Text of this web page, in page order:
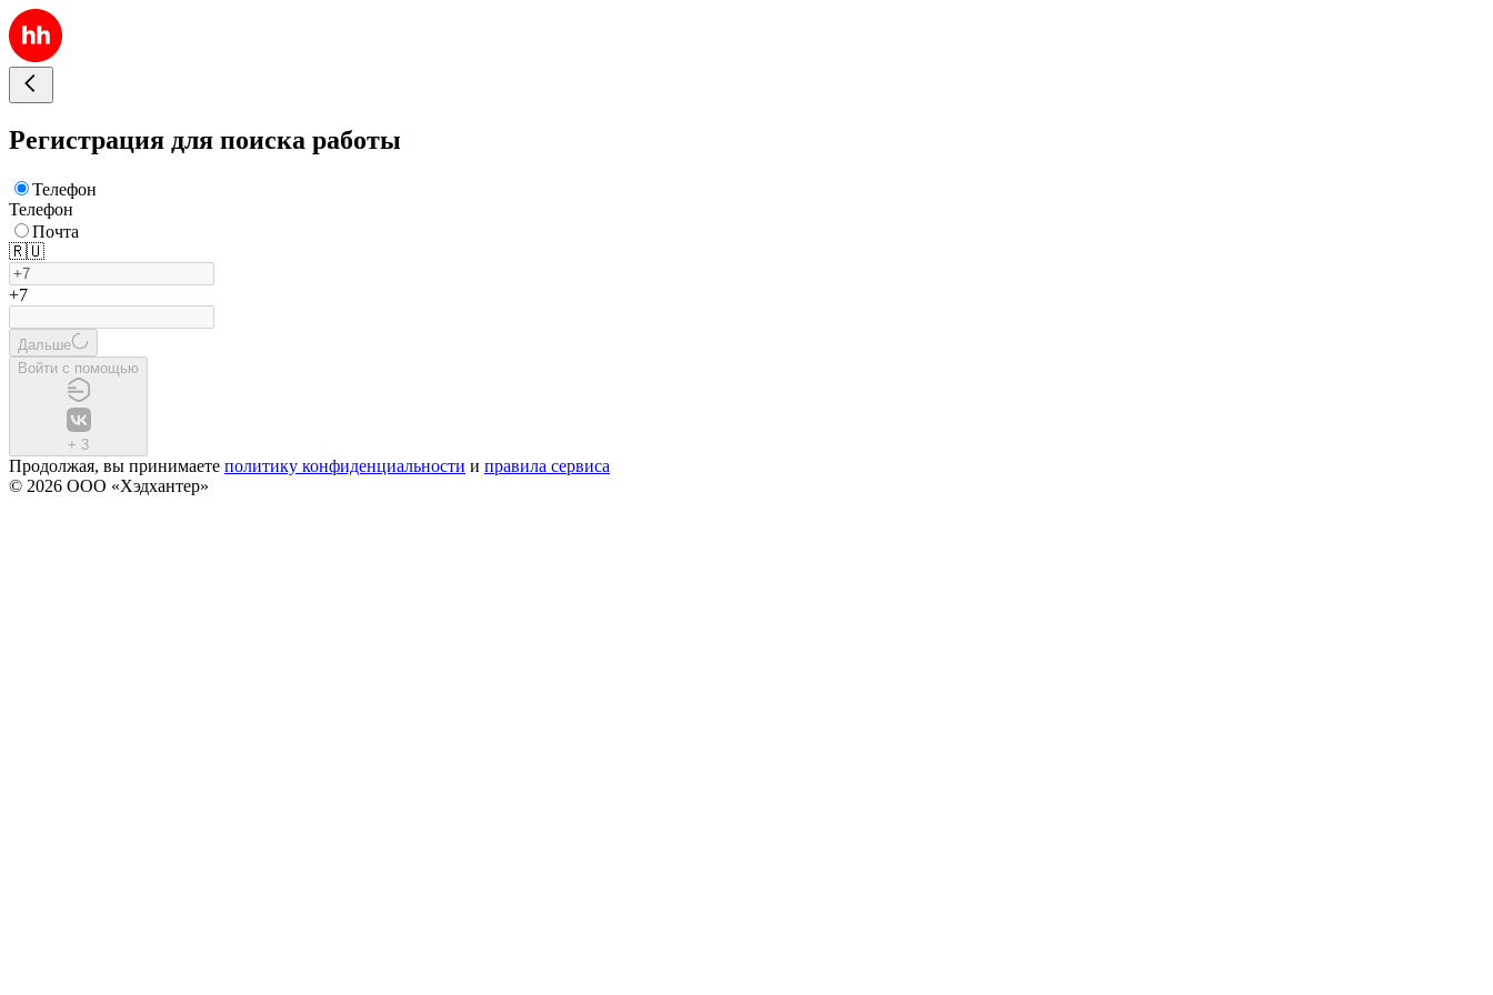
Регистрация для поиска работы
Телефон
Телефон
Почта
🇷🇺
+7
Дальше
Войти с помощью
+ 3
Продолжая, вы принимаете политику конфиденциальности и правила сервиса
© 2026 ООО «Хэдхантер»